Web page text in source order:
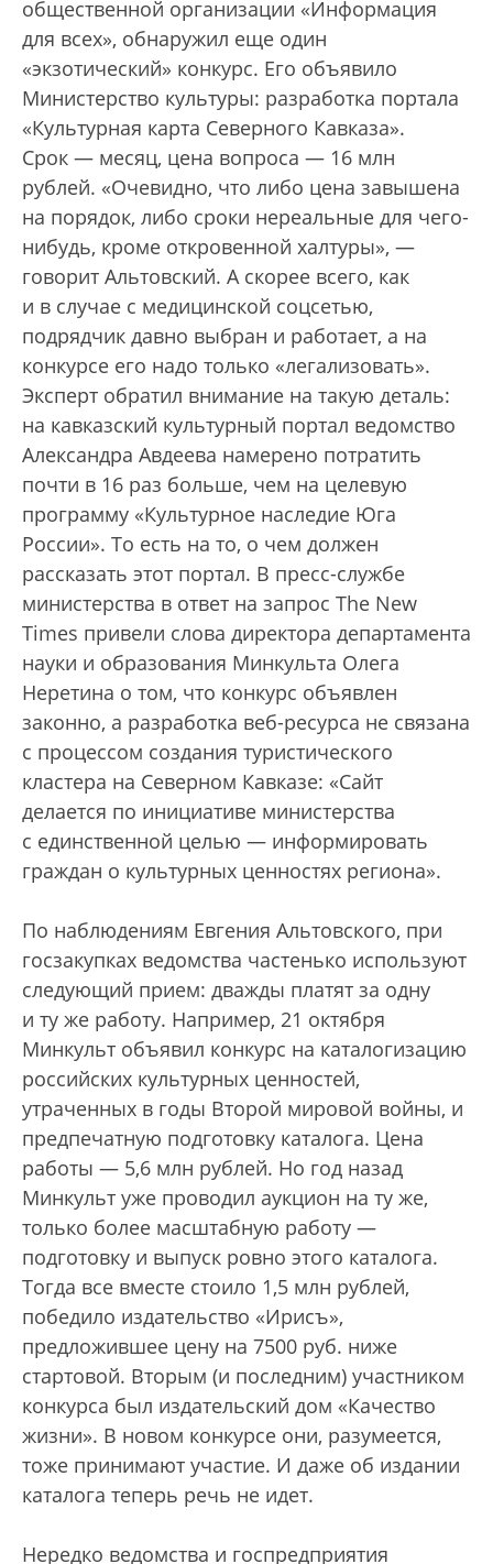
общественной организации «Информация
для всех», обнаружил еще один
«экзотический» конкурс. Его объявило
Министерство культуры: разработка портала
«Культурная карта Северного Кавказа».
Срок — месяц, цена вопроса — 16 млн
рублей. «Очевидно, что либо цена завышена
на порядок, либо сроки нереальные для чего-
нибудь, кроме откровенной халтуры», —
говорит Альтовский. А скорее всего, как
и в случае с медицинской соцсетью,
подрядчик давно выбран и работает, а на
конкурсе его надо только «легализовать».
Эксперт обратил внимание на такую деталь:
на кавказский культурный портал ведомство
Александра Авдеева намерено потратить
почти в 16 раз больше, чем на целевую
программу «Культурное наследие Юга
России». То есть на то, о чем должен
рассказать этот портал. В пресс-службе
министерства в ответ на запрос The New
Times привели слова директора департамента
науки и образования Минкульта Олега
Неретина о том, что конкурс объявлен
законно, а разработка веб-ресурса не связана
с процессом создания туристического
кластера на Северном Кавказе: «Сайт
делается по инициативе министерства
с единственной целью — информировать
граждан о культурных ценностях региона».
По наблюдениям Евгения Альтовского, при
госзакупках ведомства частенько используют
следующий прием: дважды платят за одну
и ту же работу. Например, 21 октября
Минкульт объявил конкурс на каталогизацию
российских культурных ценностей,
утраченных в го­­­­ды Второй мировой войны, и
предпечатную подготовку каталога. Цена
работы — 5,6 млн рублей. Но год назад
Минкульт уже проводил аукцион на ту же,
только более масштабную работу —
подготовку и выпуск ровно этого каталога.
Тогда все вместе стоило 1,5 млн рублей,
победило издательство «Ирисъ»,
предложившее цену на 7500 руб. ниже
стартовой. Вторым (и последним) участником
конкурса был издательский дом «Качество
жизни». В новом конкурсе они, разумеется,
тоже принимают участие. И даже об издании
каталога теперь речь не идет.
Нередко ведомства и госпредприятия